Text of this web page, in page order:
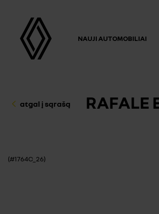
NAUJI AUTOMOBILIAI
atgal į sąrašą RAFALE
(#1764C_26)